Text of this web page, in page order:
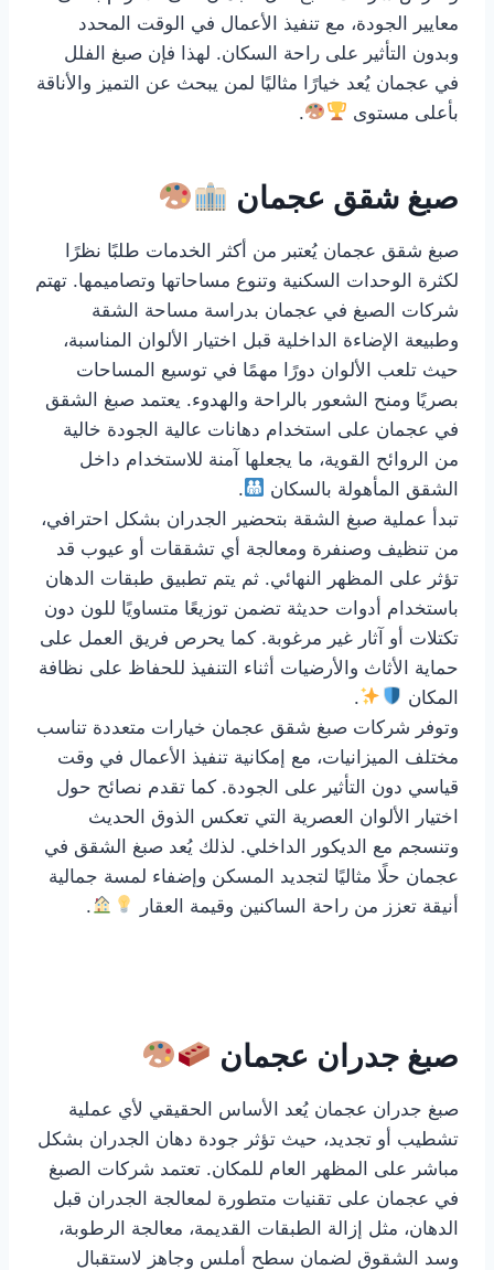
معايير الجودة، مع تنفيذ الأعمال في الوقت المحدد
وبدون التأثير على راحة السكان. لهذا فإن صبغ الفلل
في عجمان يُعد خيارًا مثاليًا لمن يبحث عن التميز والأناقة
بأعلى مستوى
.
صبغ شقق عجمان
صبغ شقق عجمان يُعتبر من أكثر الخدمات طلبًا نظرًا
لكثرة الوحدات السكنية وتنوع مساحاتها وتصاميمها. تهتم
شركات الصبغ في عجمان بدراسة مساحة الشقة
وطبيعة الإضاءة الداخلية قبل اختيار الألوان المناسبة،
حيث تلعب الألوان دورًا مهمًا في توسيع المساحات
بصريًا ومنح الشعور بالراحة والهدوء. يعتمد صبغ الشقق
في عجمان على استخدام دهانات عالية الجودة خالية
من الروائح القوية، ما يجعلها آمنة للاستخدام داخل
الشقق المأهولة بالسكان
.
تبدأ عملية صبغ الشقة بتحضير الجدران بشكل احترافي،
من تنظيف وصنفرة ومعالجة أي تشققات أو عيوب قد
تؤثر على المظهر النهائي. ثم يتم تطبيق طبقات الدهان
باستخدام أدوات حديثة تضمن توزيعًا متساويًا للون دون
تكتلات أو آثار غير مرغوبة. كما يحرص فريق العمل على
حماية الأثاث والأرضيات أثناء التنفيذ للحفاظ على نظافة
المكان
.
وتوفر شركات صبغ شقق عجمان خيارات متعددة تناسب
مختلف الميزانيات، مع إمكانية تنفيذ الأعمال في وقت
قياسي دون التأثير على الجودة. كما تقدم نصائح حول
اختيار الألوان العصرية التي تعكس الذوق الحديث
وتنسجم مع الديكور الداخلي. لذلك يُعد صبغ الشقق في
عجمان حلًا مثاليًا لتجديد المسكن وإضفاء لمسة جمالية
أنيقة تعزز من راحة الساكنين وقيمة العقار
.
صبغ جدران عجمان
صبغ جدران عجمان يُعد الأساس الحقيقي لأي عملية
تشطيب أو تجديد، حيث تؤثر جودة دهان الجدران بشكل
مباشر على المظهر العام للمكان. تعتمد شركات الصبغ
في عجمان على تقنيات متطورة لمعالجة الجدران قبل
الدهان، مثل إزالة الطبقات القديمة، معالجة الرطوبة،
وسد الشقوق لضمان سطح أملس وجاهز لاستقبال